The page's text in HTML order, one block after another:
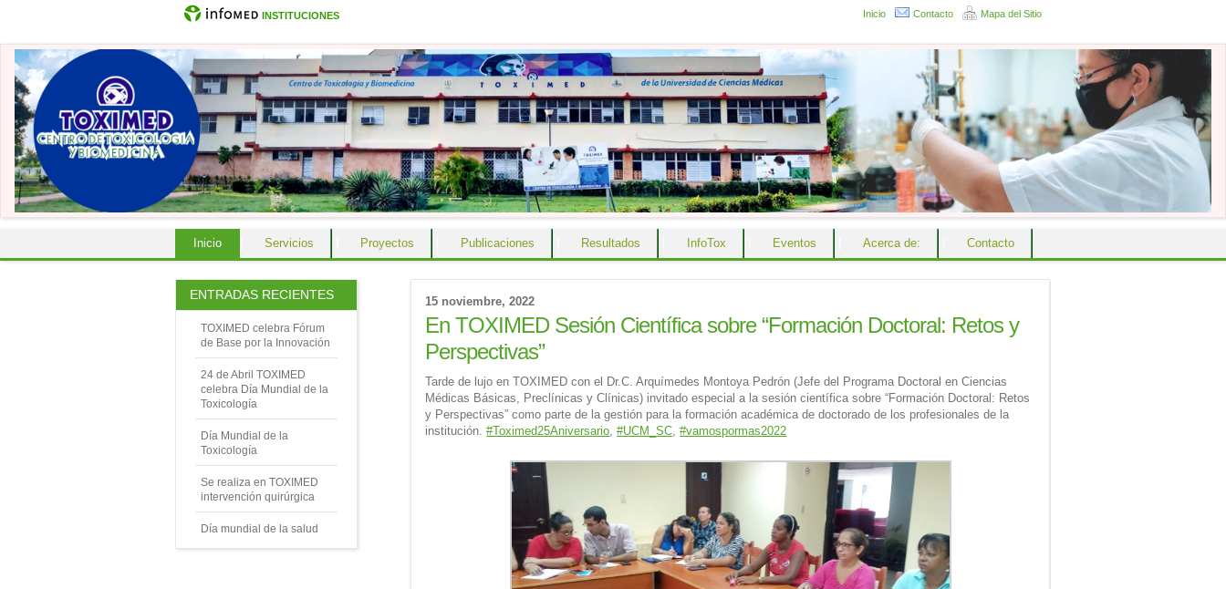
INSTITUCIONES Inicio Contacto Mapa del Sitio
Inicio Servicios Proyectos Publicaciones Resultados InfoTox Eventos Acerca de: Contacto
15 noviembre, 2022
En TOXIMED Sesión Científica sobre “Formación Doctoral: Retos y
Perspectivas”
Tarde de lujo en TOXIMED con el Dr.C. Arquímedes Montoya Pedrón (Jefe del Programa Doctoral en Ciencias
Médicas Básicas, Preclínicas y Clínicas) invitado especial a la sesión científica sobre “Formación Doctoral: Retos
y Perspectivas” como parte de la gestión para la formación académica de doctorado de los profesionales de la
institución.#Toximed25Aniversario ,#UCM_SC ,#vamospormas2022
ENTRADAS RECIENTES
TOXIMED celebra Fórum
de Base por la Innovación
24 de Abril TOXIMED
celebra Día Mundial de la
Toxicología
Día Mundial de la
Toxicología
Se realiza en TOXIMED
intervención quirúrgica
Día mundial de la salud